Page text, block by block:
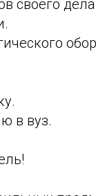
своего
в вуз.